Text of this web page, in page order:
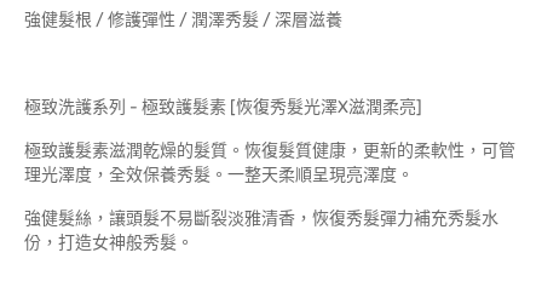
強健髮根 / 修護彈性 / 潤澤秀髮 / 深層滋養
極致洗護系列 - 極致護髮素 [恢復秀髮光澤X滋潤柔亮]
極致護髮素滋潤乾燥的髮質。恢復髮質健康，更新的柔軟性，可管
理光澤度，全效保養秀髮。一整天柔順呈現亮澤度。
強健髮絲，讓頭髮不易斷裂淡雅清香，恢復秀髮彈力補充秀髮水
份，打造女神般秀髮。